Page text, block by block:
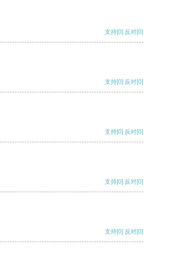
支持[0] 反对[0]
支持[0] 反对[0]
支持[0] 反对[0]
支持[0] 反对[0]
支持[0] 反对[0]